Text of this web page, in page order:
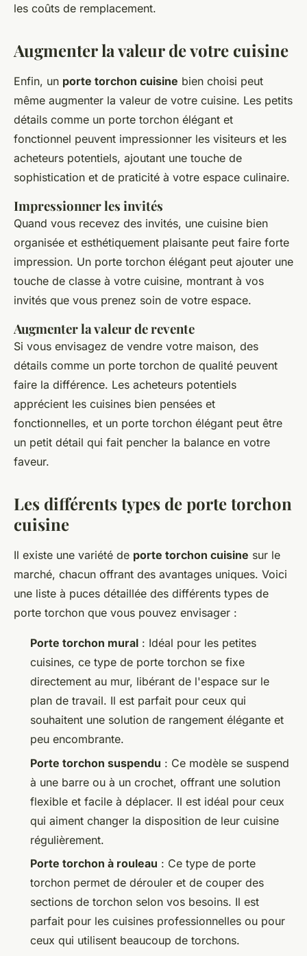
les coûts de remplacement.
Augmenter la valeur de votre cuisine
Enfin, un porte torchon cuisine bien choisi peut
même augmenter la valeur de votre cuisine. Les petits
détails comme un porte torchon élégant et
fonctionnel peuvent impressionner les visiteurs et les
acheteurs potentiels, ajoutant une touche de
sophistication et de praticité à votre espace culinaire.
Impressionner les invités
Quand vous recevez des invités, une cuisine bien
organisée et esthétiquement plaisante peut faire forte
impression. Un porte torchon élégant peut ajouter une
touche de classe à votre cuisine, montrant à vos
invités que vous prenez soin de votre espace.
Augmenter la valeur de revente
Si vous envisagez de vendre votre maison, des
détails comme un porte torchon de qualité peuvent
faire la différence. Les acheteurs potentiels
apprécient les cuisines bien pensées et
fonctionnelles, et un porte torchon élégant peut être
un petit détail qui fait pencher la balance en votre
faveur.
Les différents types de porte torchon
cuisine
Il existe une variété de porte torchon cuisine sur le
marché, chacun offrant des avantages uniques. Voici
une liste à puces détaillée des différents types de
porte torchon que vous pouvez envisager :
Porte torchon mural : Idéal pour les petites
cuisines, ce type de porte torchon se fixe
directement au mur, libérant de l'espace sur le
plan de travail. Il est parfait pour ceux qui
souhaitent une solution de rangement élégante et
peu encombrante.
Porte torchon suspendu : Ce modèle se suspend
à une barre ou à un crochet, offrant une solution
flexible et facile à déplacer. Il est idéal pour ceux
qui aiment changer la disposition de leur cuisine
régulièrement.
Porte torchon à rouleau : Ce type de porte
torchon permet de dérouler et de couper des
sections de torchon selon vos besoins. Il est
parfait pour les cuisines professionnelles ou pour
ceux qui utilisent beaucoup de torchons.